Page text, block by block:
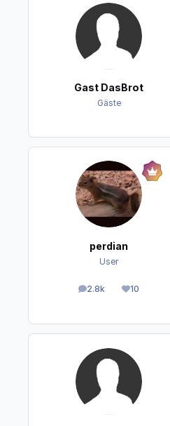
Gast DasBrot
Gäste
perdian
User
2.8k
Beiträge 10
Reputation